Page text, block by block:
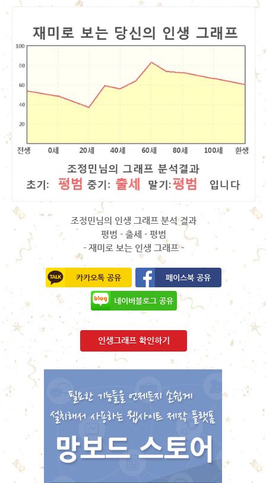
조정민님의 인생 그래프 분석 결과
평범 - 출세 - 평범
- 재미로 보는 인생 그래프 -
카카오톡 공유 페이스북 공유
네이버블로그 공유
인생그래프 확인하기